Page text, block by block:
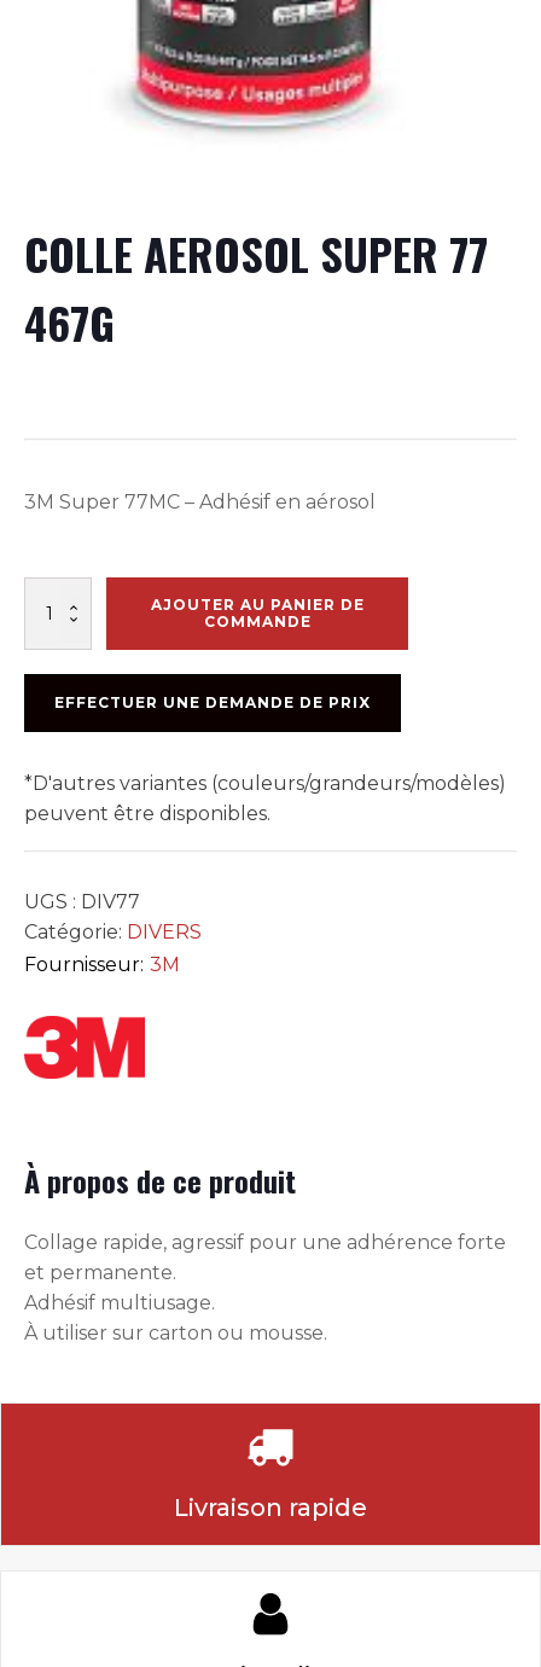
COLLE AEROSOL SUPER 77
467G
3M Super 77MC – Adhésif en aérosol
COLLE
467G
AJOUTER AU PANIER DE
COMMANDE
EFFECTUER UNE DEMANDE DE PRIX
*D'autres variantes (couleurs/grandeurs/modèles)
peuvent être disponibles.
UGS : DIV77
Catégorie: DIVERS
Fournisseur: 3M
À propos de ce produit
Collage rapide, agressif pour une adhérence forte
et permanente.
Adhésif multiusage.
À utiliser sur carton ou mousse.
Livraison rapide